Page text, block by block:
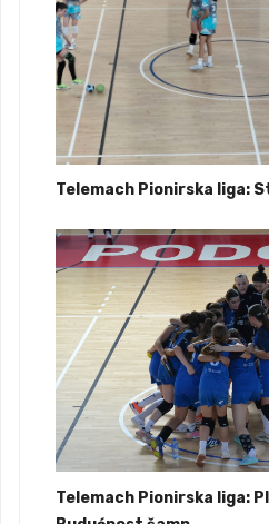
Telemach Pionirska liga:
Telemach Pionirska liga: